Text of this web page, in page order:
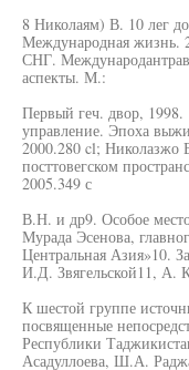
8 Николаям) В. 10 лег
Международная жизнь.
СНГ.
аспекты. М.:
Первый геч. двор,
управление. Эпоха
2000.280 cl; Николазжо
посттовегском
2005.349 с
В.Н. и др9. Особое
Мурада Эсенова,
Центральная Азия»10.
И.Д. Звягельской11, А.
К шестой группе
посвященные
Республики
Асадуллоева, Ш.А.